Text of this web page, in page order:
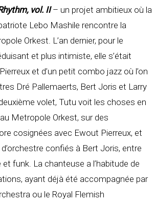
vol. II– un projet ambitieux où la
Lebo Mashile rencontre la
Orkest. L’an dernier, pour le
et plus intimiste, elle s’était
et d’un petit combo jazz où l’on
Dré Pallemaerts, Bert Joris et Larry
volet, Tutu voit les choses en
Metropole Orkest, sur des
cosignées avec Ewout Pierreux, et
confiés à Bert Joris, entre
funk. La chanteuse a l’habitude de
ayant déjà été accompagnée par
ou le Royal Flemish